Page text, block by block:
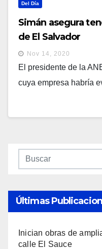
Del Día
Simán asegura
de El Salvador
Nov 14, 2020
El presidente de la
cuya empresa habría
Últimas
Inician obras de
calle El Sauce